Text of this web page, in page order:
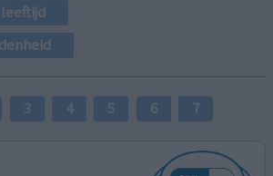
leeftijd
3 4 5 6 7